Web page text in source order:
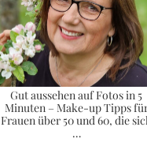
Gut aussehen auf Fotos in 5
Minuten – Make-up Tipps
Frauen über 50 und 60, die
…